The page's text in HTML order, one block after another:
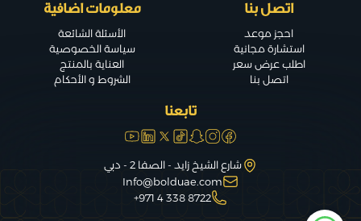
اتصل بنا
احجز موعد
استشارة مجانية
اطلب عرض سعر
اتصل بنا
معلومات اضافية
الأسئلة الشائعة
سياسة الخصوصية
العناية بالمنتج
الشروط و الأحكام
تابعنا
شارع الشيخ زايد - الصفا 2 - دبي
Info@bolduae.com
8722 338 4 971+